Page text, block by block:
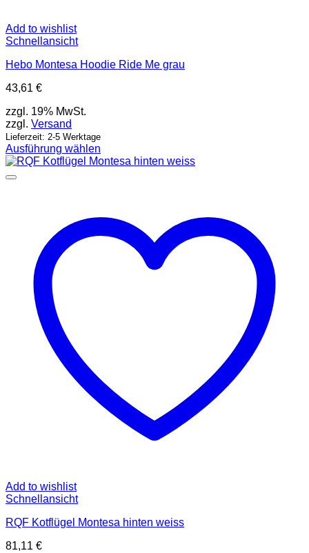
Add to wishlist
Schnellansicht
Hebo Montesa Hoodie Ride Me grau
43,61 €
zzgl. 19% MwSt.
zzgl. Versand
Lieferzeit: 2-5 Werktage
Ausführung wählen
Dieses
Produkt
Optionen
können
Produktseite
gewählt
werden
Add to wishlist
Schnellansicht
RQF Kotflügel Montesa hinten weiss
81,11 €